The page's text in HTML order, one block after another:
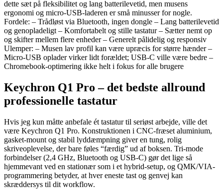
dette sæt på fleksibilitet og lang batterilevetid, men musens
ergonomi og micro-USB-laderen er små minusser for nogle.
Fordele: – Trådløst via Bluetooth, ingen dongle – Lang batterilevetid
og genopladeligt – Komfortabelt og stille tastatur – Sætter nemt op
og skifter mellem flere enheder – Generelt pålidelig og responsiv
Ulemper: – Musen lav profil kan være upræcis for større hænder –
Micro-USB oplader virker lidt forældet; USB-C ville være bedre –
Chromebook-optimering ikke helt i fokus for alle brugere
Keychron Q1 Pro – det bedste allround
professionelle tastatur
Hvis jeg kun måtte anbefale ét tastatur til seriøst arbejde, ville det
være Keychron Q1 Pro. Konstruktionen i CNC-fræset aluminium,
gasket-mount og stabil lyddæmpning giver en tung, rolig
skriveoplevelse, der bare føles “færdig” ud af boksen. Tri‑mode
forbindelser (2,4 GHz, Bluetooth og USB-C) gør det lige så
hjemmevant ved en stationær som i et hybrid-setup, og QMK/VIA-
programmering betyder, at hver eneste tast og genvej kan
skræddersys til dit workflow.